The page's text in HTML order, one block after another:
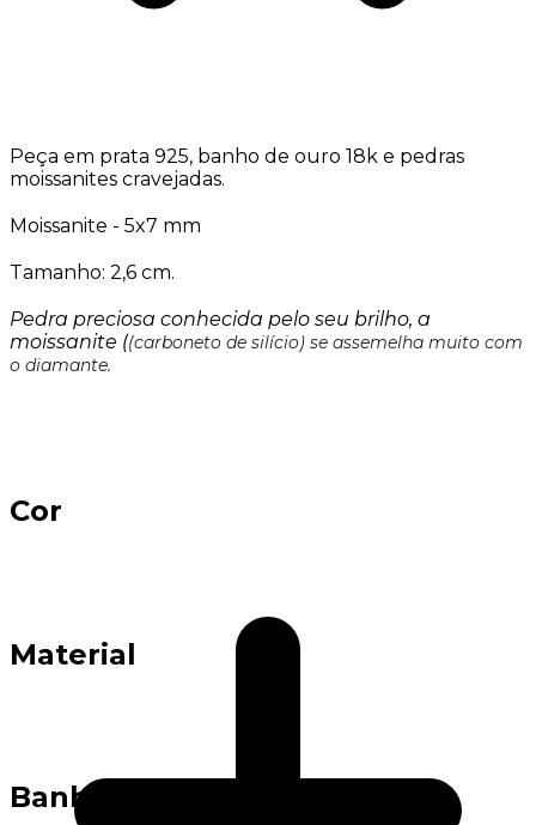
Peça em prata 925, banho de ouro 18k e pedras
moissanites cravejadas.
Moissanite - 5x7 mm
Tamanho: 2,6 cm.
Pedra preciosa conhecida pelo seu brilho, a
moissanite ((carboneto de silício) se assemelha muito com
o diamante.
Cor
Material
Banho